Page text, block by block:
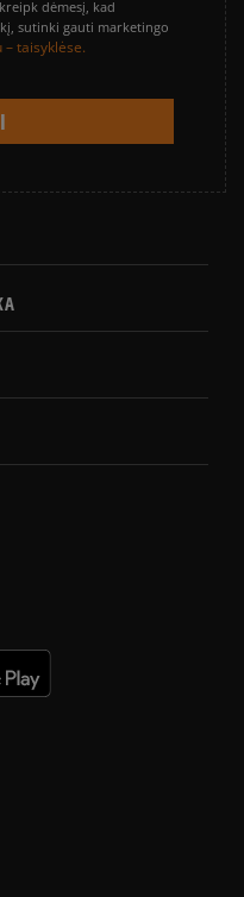
dėmesį, kad
sutinki gauti marketingo
– taisyklėse.